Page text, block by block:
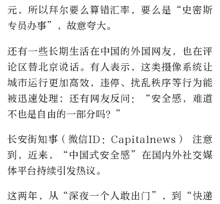
元，所以拜尔要么算错汇率，要么是“史密斯
专员办事”，故意夸大。
还有一些长期生活在中国的外国网友，也在评
论区替北京说话。有人表示，这类摄像系统让
城市运行更加高效，违停、扰乱秩序等行为能
被迅速处理；还有网友反问：“安全感，难道
不也是自由的一部分吗？”
长安街知事（微信ID：Capitalnews） 注意
到，近来，“中国式安全感”在国内外社交媒
体平台持续引发热议。
这两年，从“深夜一个人敢出门”，到“快递